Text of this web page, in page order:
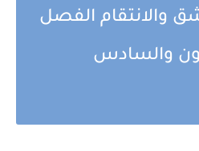
والانتقام الفصل
والسادس